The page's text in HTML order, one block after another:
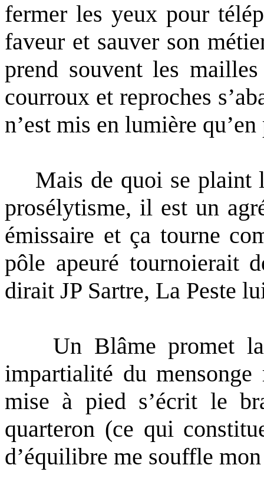
fermer les yeux pour
faveur et sauver son
prend souvent les
courroux et reproches
n’est mis en lumière
Mais de quoi se plaint
prosélytisme, il est un
émissaire et ça tourne
pôle apeuré tournoierait
dirait JP Sartre, La Peste
Un Blâme promet la
impartialité du
mise à pied s’écrit le
quarteron (ce qui
d’équilibre me souffle